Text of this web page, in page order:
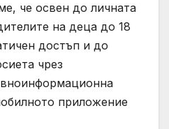
че освен до личната
на деца до 18
достъп и до
чрез
приложение